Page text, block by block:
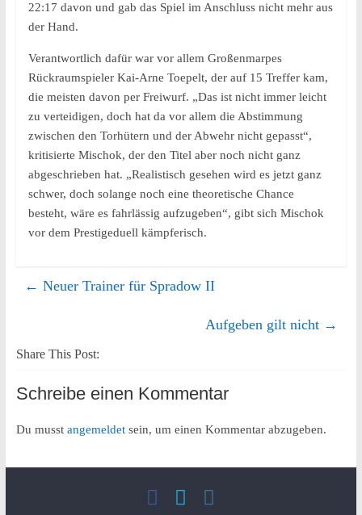
22:17 davon und gab das Spiel im Anschluss nicht mehr aus
der Hand.
Verantwortlich dafür war vor allem Großenmarpes
Rückraumspieler Kai-Arne Toepelt, der auf 15 Treffer kam,
die meisten davon per Freiwurf. „Das ist nicht immer leicht
zu verteidigen, doch hat da vor allem die Abstimmung
zwischen den Torhütern und der Abwehr nicht gepasst“,
kritisierte Mischok, der den Titel aber noch nicht ganz
abgeschrieben hat. „Realistisch gesehen wird es jetzt ganz
schwer, doch solange noch eine theoretische Chance
besteht, wäre es fahrlässig aufzugeben“, gibt sich Mischok
vor dem Prestigeduell kämpferisch.
← Neuer Trainer für Spradow II
Aufgeben gilt nicht →
Share This Post:
Schreibe einen Kommentar
Du musst angemeldetsein, um einen Kommentar abzugeben.